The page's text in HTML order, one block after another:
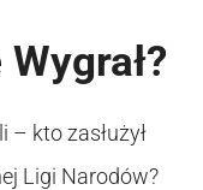
– kto zasłużył
Ligi Narodów?